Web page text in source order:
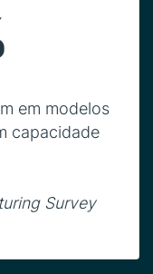
em modelos
capacidade
Survey